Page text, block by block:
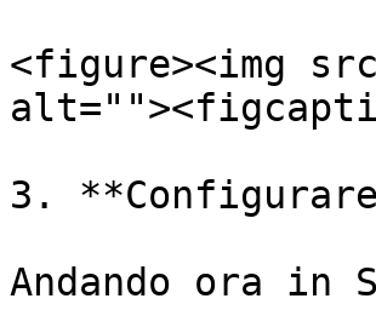
<figure><img
3.
Andando ora in